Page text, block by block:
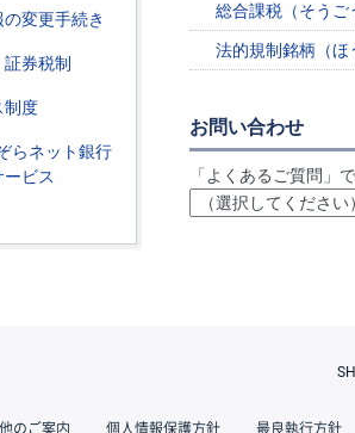
変更手続き
券税制
制度
らネット銀行
ビス
総合課税（そうご
法的規制銘柄（ほ
お問い合わせ
「よくあるご質問」
のご案内 個人情報保護方針 最良執行方針